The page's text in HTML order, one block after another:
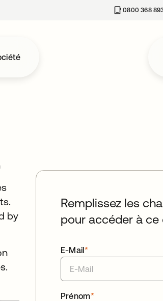
dans un nouvel onglet 0800 368
by
Remplissez les
pour accéder à ce
*
E-Mail
*
Prénom